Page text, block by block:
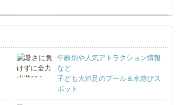
年齢別や人気アトラクション情報
など
子ども大満足のプール＆水遊びス
ポット